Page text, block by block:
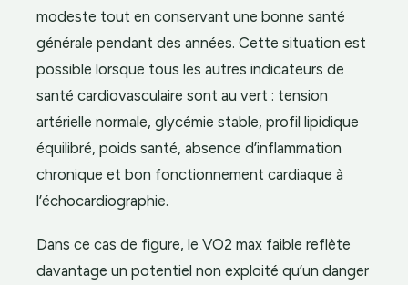
modeste tout en conservant une bonne santé
générale pendant des années. Cette situation est
possible lorsque tous les autres indicateurs de
santé cardiovasculaire sont au vert : tension
artérielle normale, glycémie stable, profil lipidique
équilibré, poids santé, absence d’inflammation
chronique et bon fonctionnement cardiaque à
l’échocardiographie.
Dans ce cas de figure, le VO2 max faible reflète
davantage un potentiel non exploité qu’un danger